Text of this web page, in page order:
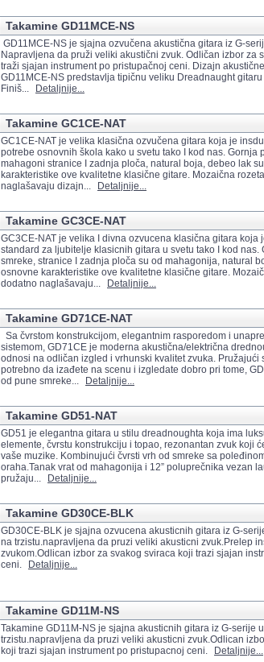
Takamine GD11MCE-NS
GD11MCE-NS je sjajna ozvučena akustična gitara iz G-
Napravljena da pruži veliki akustični zvuk. Odličan izbor za
traži sjajan instrument po pristupačnoj ceni. Dizajn
GD11MCE-NS predstavlja tipičnu veliku Dreadnaught
Finiš...
Detaljnije...
Takamine GC1CE-NAT
GC1CE-NAT je velika klasična ozvučena gitara koja je
potrebe osnovnih škola kako u svetu tako I kod nas. Gornja
mahagoni stranice I zadnja ploča, natural boja, debeo lak
karakteristike ove kvalitetne klasične gitare. Mozaična
naglašavaju dizajn...
Detaljnije...
Takamine GC3CE-NAT
GC3CE-NAT je velika I divna ozvucena klasična gitara koja
standard za ljubitelje klasicnih gitara u svetu tako I kod nas.
smreke, stranice I zadnja ploča su od mahagonija, natural
osnovne karakteristike ove kvalitetne klasične gitare.
dodatno naglašavaju...
Detaljnije...
Takamine GD71CE-NAT
Sa čvrstom konstrukcijom, elegantnim rasporedom i
sistemom, GD71CE je moderna akustična/električna
odnosi na odličan izgled i vrhunski kvalitet zvuka. Pružajući
potrebno da izađete na scenu i izgledate dobro pri tome,
od pune smreke...
Detaljnije...
Takamine GD51-NAT
GD51 je elegantna gitara u stilu dreadnoughta koja ima
elemente, čvrstu konstrukciju i topao, rezonantan zvuk koji
vaše muzike. Kombinujući čvrsti vrh od smreke sa
oraha.Tanak vrat od mahagonija i 12” poluprečnika vezan
pružaju...
Detaljnije...
Takamine GD30CE-BLK
GD30CE-BLK je sjajna ozvucena akusticnih gitara iz G-
na trzistu.napravljena da pruzi veliki akusticni zvuk.Prelep
zvukom.Odlican izbor za svakog sviraca koji trazi sjajan
ceni.
Detaljnije...
Takamine GD11M-NS
Takamine GD11M-NS je sjajna akusticnih gitara iz G-serije
trzistu.napravljena da pruzi veliki akusticni zvuk.Odlican
koji trazi sjajan instrument po pristupacnoj ceni.
Detaljnije...